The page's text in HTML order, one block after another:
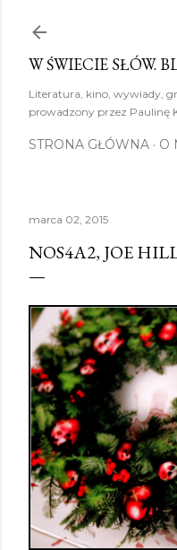
W ŚWIECIE SŁÓW.
Literatura, kino, wywiady,
prowadzony przez Paulinę
STRONA GŁÓWNA O
marca 02, 2015
NOS4A2, JOE